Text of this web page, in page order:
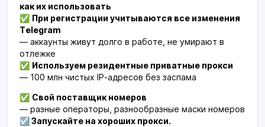
как их использовать
✅ При регистрации учитываются все изменения
Telegram
— аккаунты живут долго в работе, не умирают в
отлежке
✅ Используем резидентные приватные прокси
— 100 млн чистых IP-адресов без заспама
✅ Свой поставщик номеров
— разные операторы, разнообразные маски номеров
☑️ Запускайте на хороших прокси.